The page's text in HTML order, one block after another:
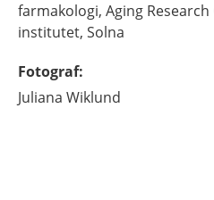
farmakologi, Aging
institutet, Solna
Fotograf:
Juliana Wiklund